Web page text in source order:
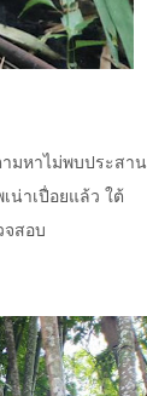
มหาไม่พบประสาน
น่าเปื่อยแล้ว ใต้
สอบ